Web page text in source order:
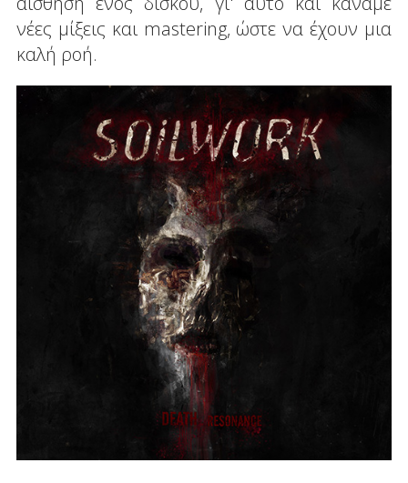
νέες μίξεις και mastering, ώστε να έχουν μια
καλή ροή.